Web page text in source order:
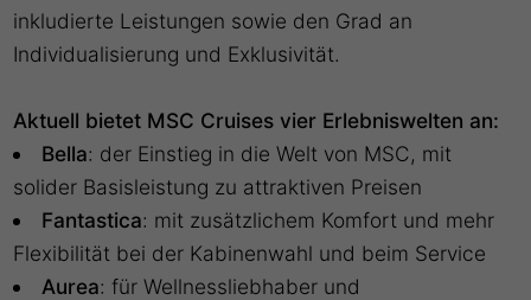
inkludierte Leistungen sowie den Grad an
Individualisierung und Exklusivität.
Aktuell bietet MSC Cruises vier Erlebniswelten an:
Bella: der Einstieg in die Welt von MSC, mit
solider Basisleistung zu attraktiven Preisen
Fantastica: mit zusätzlichem Komfort und mehr
Flexibilität bei der Kabinenwahl und beim Service
Aurea: für Wellnessliebhaber und